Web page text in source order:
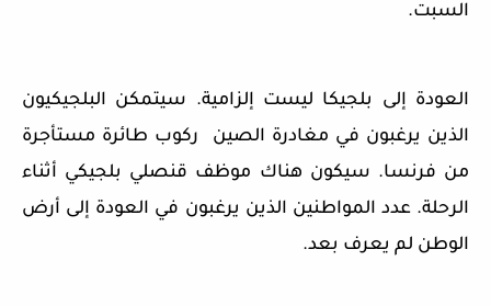
السبت.
العودة إلى بلجيكا ليست إلزامية. سيتمكن البلجيكيون
الذين يرغبون في مغادرة الصين ركوب طائرة مستأجرة
من فرنسا. سيكون هناك موظف قنصلي بلجيكي أثناء
الرحلة. عدد المواطنين الذين يرغبون في العودة إلى أرض
الوطن لم يعرف بعد.